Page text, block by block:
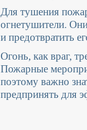
Для тушения
огнетушители.
и предотвратить
Огонь, как враг,
Пожарные
поэтому важно
предпринять для